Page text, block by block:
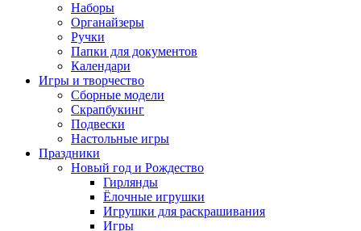
Наборы
Органайзеры
Ручки
Папки для документов
Календари
Игры и творчество
Сборные модели
Скрапбукинг
Подвески
Настольные игры
Праздники
Новый год и Рождество
Гирлянды
Ёлочные игрушки
Игрушки для раскрашивания
Игры